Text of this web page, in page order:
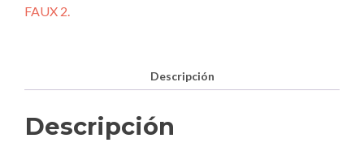
cantidad
FAUX 2.
Descripción
Descripción